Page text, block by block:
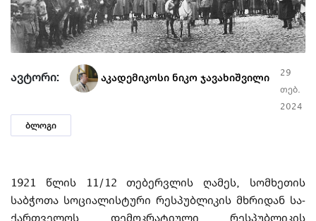
ავტორი: აკადემიკოსი ნიკო ჯავახიშვილი
29
თებ.
2024
ბლოგი
1921 წლის 11/12 თებერვლის ღამეს, სომხეთის
საბჭოთა სოციალისტური რეს­პუბ­ლიკის მხრიდან სა­
ქა­რთველოს დე­მო­კრატიული რეს­პუ­ბ­ლი­კის